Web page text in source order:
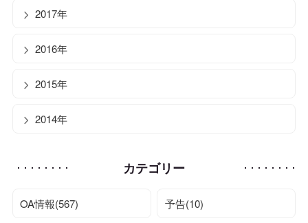
2017年
2016年
2015年
2014年
カテゴリー
OA情報(567) 予告(10)